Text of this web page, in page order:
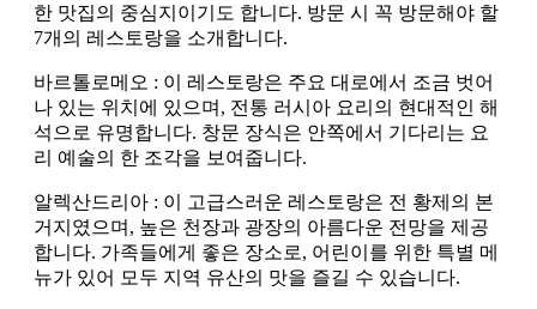
한 맛집의 중심지이기도 합니다. 방문 시 꼭 방문해야 할
7개의 레스토랑을 소개합니다.
바르톨로메오 : 이 레스토랑은 주요 대로에서 조금 벗어
나 있는 위치에 있으며, 전통 러시아 요리의 현대적인 해
석으로 유명합니다. 창문 장식은 안쪽에서 기다리는 요
리 예술의 한 조각을 보여줍니다.
알렉산드리아 : 이 고급스러운 레스토랑은 전 황제의 본
거지였으며, 높은 천장과 광장의 아름다운 전망을 제공
합니다. 가족들에게 좋은 장소로, 어린이를 위한 특별 메
뉴가 있어 모두 지역 유산의 맛을 즐길 수 있습니다.